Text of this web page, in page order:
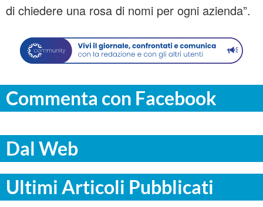
di chiedere una rosa di nomi per ogni azienda”.
Commenta con Facebook
Dal Web
Ultimi Articoli Pubblicati
ITALPRESS